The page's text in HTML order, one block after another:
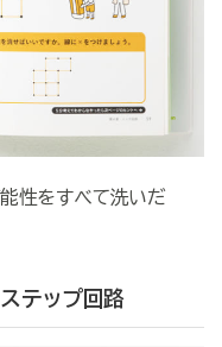
性をすべて洗いだ
テップ回路